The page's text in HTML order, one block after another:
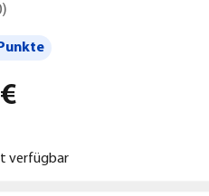
)
verfügbar